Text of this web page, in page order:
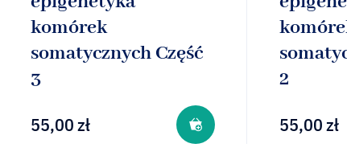
komórek
somatycznych Część
3
55,00zł
2
55,00zł